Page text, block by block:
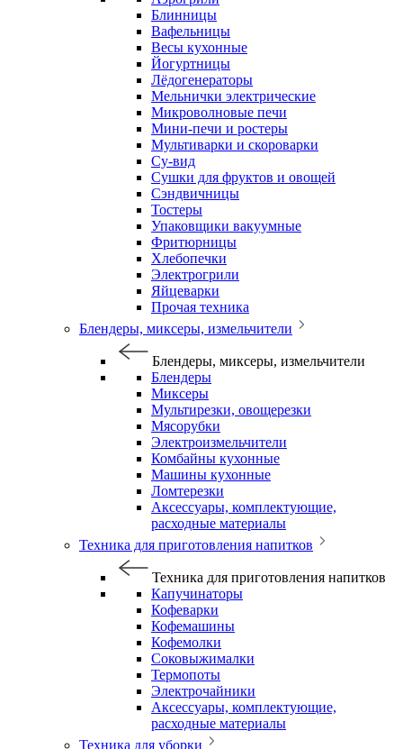
Блинницы
Вафельницы
Весы кухонные
Йогуртницы
Лёдогенераторы
Мельнички электрические
Микроволновые печи
Мини-печи и ростеры
Мультиварки и скороварки
Су-вид
Сушки для фруктов и овощей
Сэндвичницы
Тостеры
Упаковщики вакуумные
Фритюрницы
Хлебопечки
Электрогрили
Яйцеварки
Прочая техника
Блендеры, миксеры, измельчители
Блендеры, миксеры, измельчители
Блендеры
Миксеры
Мультирезки, овощерезки
Мясорубки
Электроизмельчители
Комбайны кухонные
Машины кухонные
Ломтерезки
Аксессуары, комплектующие,
расходные материалы
Техника для приготовления напитков
Техника для приготовления напитков
Капучинаторы
Кофеварки
Кофемашины
Кофемолки
Соковыжималки
Термопоты
Электрочайники
Аксессуары, комплектующие,
расходные материалы
Техника для уборки